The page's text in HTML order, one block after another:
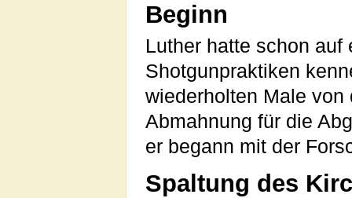
Beginn
Luther hatte schon
Shotgunpraktiken
wiederholten Male
Abmahnung für die
er begann mit der
Spaltung des